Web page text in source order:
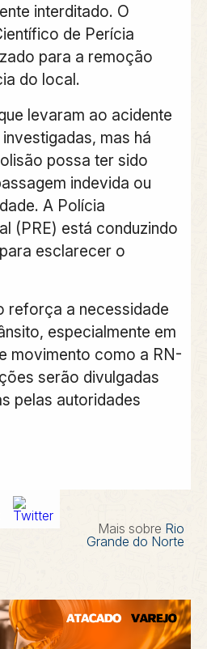
interditado. O
de Perícia
para a remoção
do local.
levaram ao acidente
mas há
possa ter sido
indevida ou
A Polícia
(PRE) está conduzindo
esclarecer o
reforça a necessidade
especialmente em
movimento como a RN-
serão divulgadas
pelas autoridades
Mais sobre Rio
Grande do Norte